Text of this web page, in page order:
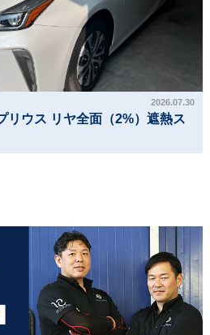
2026.07.30
リウス リヤ全面（2%）遮熱ス